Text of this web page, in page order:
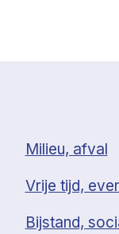
Milieu, afval
Vrije tijd,
Bijstand,